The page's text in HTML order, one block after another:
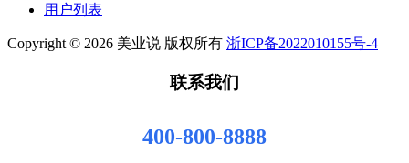
用户列表
Copyright © 2026 美业说 版权所有 浙ICP备2022010155号-4
联系我们
400-800-8888